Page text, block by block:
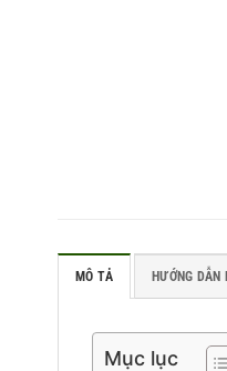
MÔ TẢ HƯỚNG DẪN
Mục lục